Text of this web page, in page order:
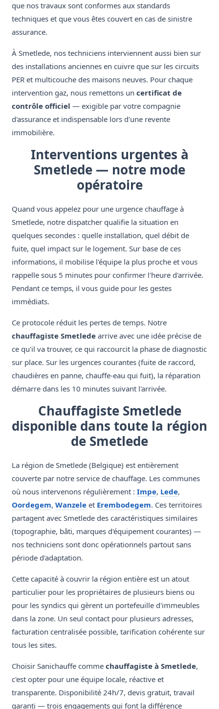
que nos travaux sont conformes aux standards
techniques et que vous êtes couvert en cas de sinistre
assurance.
À Smetlede, nos techniciens interviennent aussi bien sur
des installations anciennes en cuivre que sur les circuits
PER et multicouche des maisons neuves. Pour chaque
intervention gaz, nous remettons un certificat de
contrôle officiel — exigible par votre compagnie
d'assurance et indispensable lors d'une revente
immobilière.
Interventions urgentes à
Smetlede — notre mode
opératoire
Quand vous appelez pour une urgence chauffage à
Smetlede, notre dispatcher qualifie la situation en
quelques secondes : quelle installation, quel débit de
fuite, quel impact sur le logement. Sur base de ces
informations, il mobilise l'équipe la plus proche et vous
rappelle sous 5 minutes pour confirmer l'heure d'arrivée.
Pendant ce temps, il vous guide pour les gestes
immédiats.
Ce protocole réduit les pertes de temps. Notre
chauffagiste Smetlede arrive avec une idée précise de
ce qu'il va trouver, ce qui raccourcit la phase de diagnostic
sur place. Sur les urgences courantes (fuite de raccord,
chaudières en panne, chauffe-eau qui fuit), la réparation
démarre dans les 10 minutes suivant l'arrivée.
Chauffagiste Smetlede
disponible dans toute la région
de Smetlede
La région de Smetlede (Belgique) est entièrement
couverte par notre service de chauffage. Les communes
où nous intervenons régulièrement : Impe, Lede,
Oordegem, Wanzele et Erembodegem. Ces territoires
partagent avec Smetlede des caractéristiques similaires
(topographie, bâti, marques d'équipement courantes) —
nos techniciens sont donc opérationnels partout sans
période d'adaptation.
Cette capacité à couvrir la région entière est un atout
particulier pour les propriétaires de plusieurs biens ou
pour les syndics qui gèrent un portefeuille d'immeubles
dans la zone. Un seul contact pour plusieurs adresses,
facturation centralisée possible, tarification cohérente sur
tous les sites.
Choisir Sanichauffe comme chauffagiste à Smetlede,
c'est opter pour une équipe locale, réactive et
transparente. Disponibilité 24h/7, devis gratuit, travail
garanti — trois engagements qui font la différence